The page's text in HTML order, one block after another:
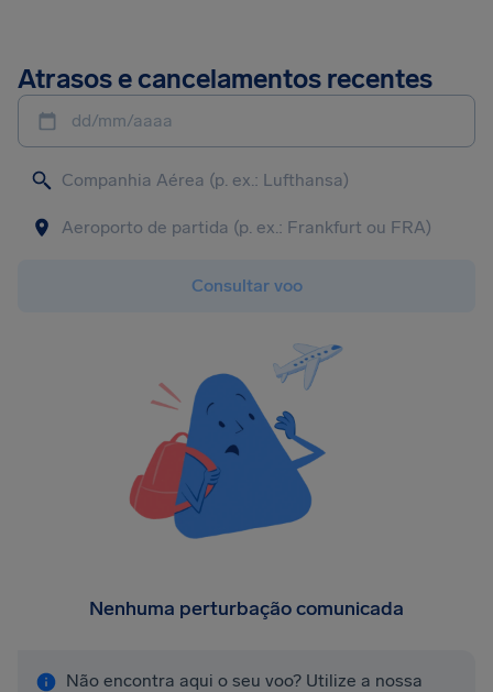
Atrasos e cancelamentos recentes
dd/mm/aaaa
Consultar voo
Nenhuma perturbação comunicada
Não encontra aqui o seu voo? Utilize a nossa